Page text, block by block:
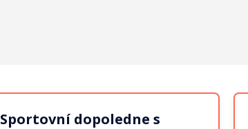
Sportovní dopoledne s